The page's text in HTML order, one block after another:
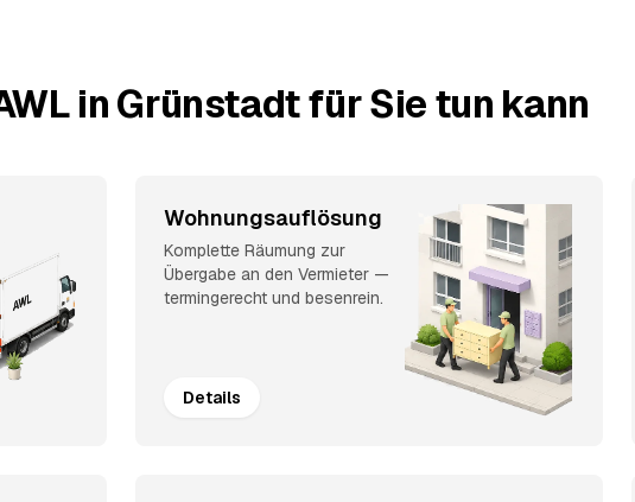
in Grünstadt für Sie tun kann
Wohnungsauflösung
Komplette Räumung zur
Übergabe an den Vermieter —
termingerecht und besenrein.
Details